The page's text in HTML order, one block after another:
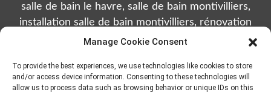
Manage Cookie Consent
To provide the best experiences, we use technologies like cookies to store
and/or access device information. Consenting to these technologies will
allow us to process data such as browsing behavior or unique IDs on this
salle de bain le havre, salle de bain montivilliers,
installation salle de bain montivilliers, rénovation
salle de bain montivilliers, travaux salle de bain
de bain octeville, rénovation salle de bain octeville,
travaux salle de bain octeville, salle de bain sainte